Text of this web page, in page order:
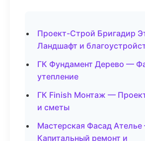
Проект-Строй Бригадир
Ландшафт и
ГК Фундамент Дерево —
утепление
ГК Finish Монтаж —
и сметы
Мастерская Фасад
Капитальный ремонт и